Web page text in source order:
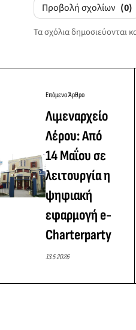
Προβολή σχολίων (0)
Τα σχόλια δημοσιεύονται
Επόμενο Άρθρο
Λιμεναρχείο
Λέρου: Από
14 Μαΐου σε
λειτουργία η
ψηφιακή
εφαρμογή e-
Charterparty
13.5.2026